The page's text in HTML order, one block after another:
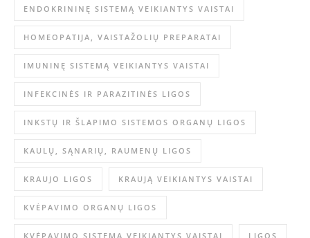
ENDOKRININĘ SISTEMĄ VEIKIANTYS VAISTAI
HOMEOPATIJA, VAISTAŽOLIŲ PREPARATAI
IMUNINĘ SISTEMĄ VEIKIANTYS VAISTAI
INFEKCINĖS IR PARAZITINĖS LIGOS
INKSTŲ IR ŠLAPIMO SISTEMOS ORGANŲ LIGOS
KAULŲ, SĄNARIŲ, RAUMENŲ LIGOS
KRAUJO LIGOS KRAUJĄ VEIKIANTYS VAISTAI
KVĖPAVIMO ORGANŲ LIGOS
KVĖPAVIMO SISTEMĄ VEIKIANTYS VAISTAI LIGOS